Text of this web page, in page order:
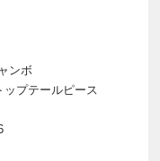
ンボ
プテールピース